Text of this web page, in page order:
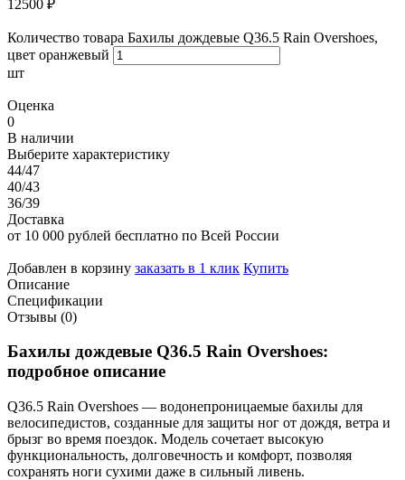
12500 ₽
Количество товара Бахилы дождевые Q36.5 Rain Overshoes,
цвет оранжевый
шт
Оценка
0
В наличии
Выберите характеристику
44/47
40/43
36/39
Доставка
от 10 000 рублей бесплатно по Всей России
Добавлен в корзину заказать в 1 клик Купить
Описание
Спецификации
Отзывы (0)
Бахилы дождевые Q36.5 Rain Overshoes:
подробное описание
Q36.5 Rain Overshoes — водонепроницаемые бахилы для
велосипедистов, созданные для защиты ног от дождя, ветра и
брызг во время поездок. Модель сочетает высокую
функциональность, долговечность и комфорт, позволяя
сохранять ноги сухими даже в сильный ливень.